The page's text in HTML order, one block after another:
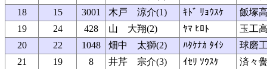
18
15 3001 木戸 涼介(1) ｷﾄﾞ ﾘｮｳｽｹ
飯塚
19
24 428 山 大翔(2) ﾔﾏ ﾋﾛﾄ
玉工
20
22 1048 畑中 太獅(2) ﾊﾀｹﾅｶ ﾀｲｼ
球磨
21
19 8 井芹 宗介(3) ｲｾﾘ ｿｳｽｹ 済々